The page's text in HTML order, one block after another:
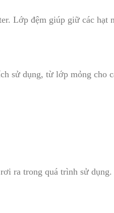
Lớp đệm giúp giữ các hạt
sử dụng, từ lớp mỏng cho
ra trong quá trình sử